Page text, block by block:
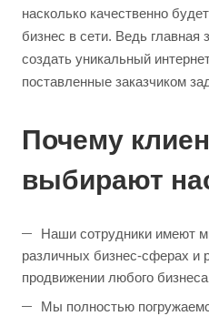
насколько качественно
бизнес в сети. Ведь главная
создать уникальный
поставленные заказчиком
Почему
выбирают
Наши сотрудники имеют
различных бизнес-сферах и
продвижении любого
Мы полностью